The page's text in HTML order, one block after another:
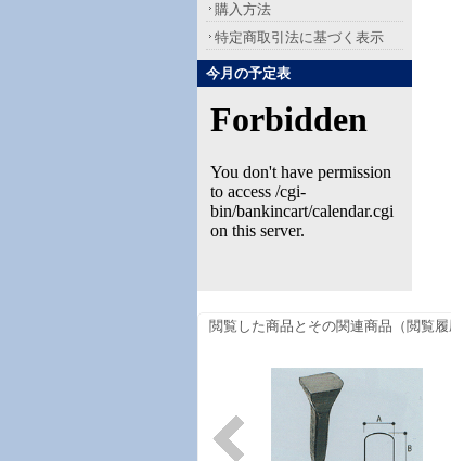
購入方法
特定商取引法に基づく表示
今月の予定表